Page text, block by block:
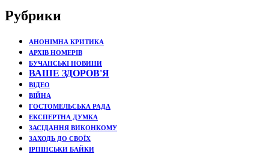
Рубрики
АНОНІМНА КРИТИКА
АРХІВ НОМЕРІВ
БУЧАНСЬКІ НОВИНИ
ВАШЕ ЗДОРОВ'Я
ВІДЕО
ВІЙНА
ГОСТОМЕЛЬСЬКА РАДА
ЕКСПЕРТНА ДУМКА
ЗАСІДАННЯ ВИКОНКОМУ
ЗАХОДЬ ДО СВОЇХ
ІРПІНСЬКИ БАЙКИ